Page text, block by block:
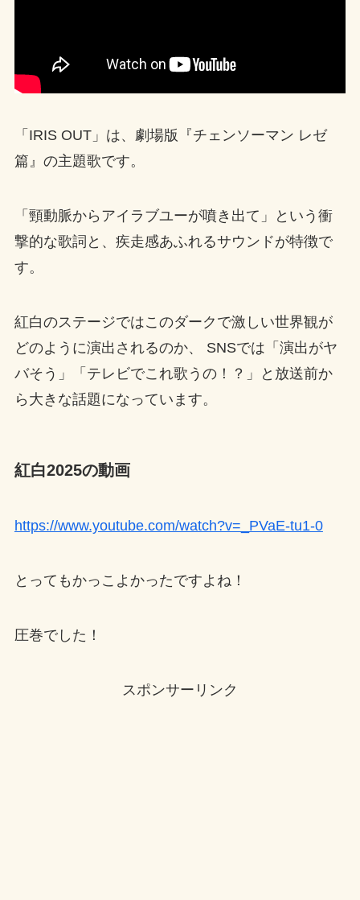
「IRIS OUT」は、劇場版『チェンソーマン レゼ
篇』の主題歌です。
「頸動脈からアイラブユーが噴き出て」という衝
撃的な歌詞と、疾走感あふれるサウンドが特徴で
す。
紅白のステージではこのダークで激しい世界観が
どのように演出されるのか、 SNSでは「演出がヤ
バそう」「テレビでこれ歌うの！？」と放送前か
ら大きな話題になっています。
紅白2025の動画
https://www.youtube.com/watch?v=_PVaE-tu1-0
とってもかっこよかったですよね！
圧巻でした！
スポンサーリンク